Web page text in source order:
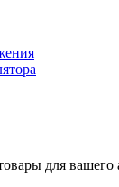
для